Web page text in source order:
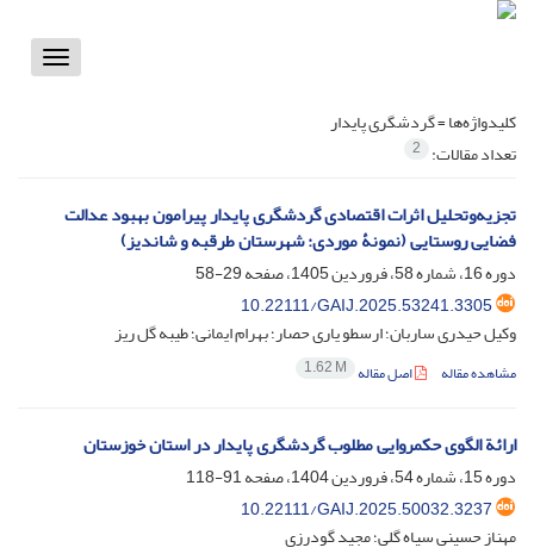
Toggle
کلیدواژه‌ها =گردشگری پایدار
تعداد مقالات: 2
تجزیه‌وتحلیل اثرات اقتصادی گردشگری پایدار پیرامون بهبود عدالت
فضایی روستایی (نمونۀ موردی: شهرستان طرقبه و شاندیز)
دوره 16، شماره 58، فروردین 1405، صفحه
29-58
10.22111/GAIJ.2025.53241.3305
وکیل حیدری ساربان؛ ارسطو یاری حصار؛ بهرام ایمانی؛ طیبه گل ریز
مشاهده مقاله اصل مقاله 1.62 M
ارائة الگوی حکمروایی مطلوب گردشگری پایدار در استان خوزستان
دوره 15، شماره 54، فروردین 1404، صفحه
91-118
10.22111/GAIJ.2025.50032.3237
مهناز حسینی سیاه گلی؛ مجید گودرزی